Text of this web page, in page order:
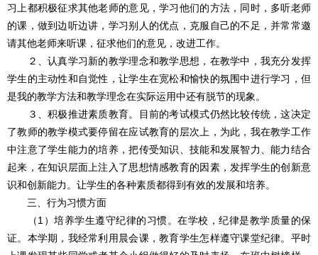
习上都积极征求其他老师的意见，学习他们的方法，同时，多听老师
的课，做到边听边讲，学习别人的优点，克服自己的不足，并常常邀
请其他老师来听课，征求他们的意见，改进工作。
２、认真学习新的教学理念和教学思想，在教学中，我充分发挥
学生的主动性和自觉性，让学生在宽松和愉快的氛围中进行学习，但
是我的教学方法和教学理念在实际运用中还有脱节的现象。
３、积极推进素质教育。目前的考试模式仍然比较传统，这决定
了教师的教学模式要停留在应试教育的层次上，为此，我在教学工作
中注意了学生能力的培养，把传受知识、技能和发展智力、能力结合
起来，在知识层面上注入了思想情感教育的因素，发挥学生的创新意
识和创新能力。让学生的各种素质都得到有效的发展和培养。
三、行为习惯方面
（1）培养学生遵守纪律的习惯。在学校，纪律是教学质量的保
证。本学期，我经常利用晨会课，教育学生怎样遵守课堂纪律。平时